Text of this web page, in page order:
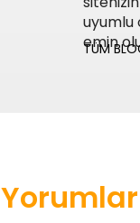
uyumlu
emin
TÜM
Yorumlar